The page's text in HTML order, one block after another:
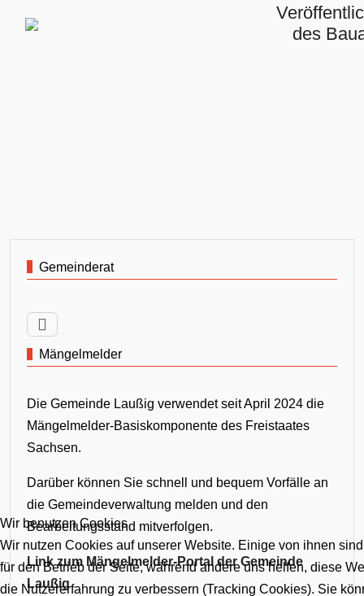
des
Gemeinderat
Mängelmelder
Die Gemeinde Laußig verwendet seit April 2024 die
Mängelmelder-Basiskomponente des Freistaates
Sachsen.
Darüber können Sie schnell und bequem Vorfälle an
die Gemeindeverwaltung melden und den
Bearbeitungsstand mitverfolgen.
Link zum Mängelmelder-Portal der Gemeinde
Laußig
Wir benutzen Cookies
Wir nutzen Cookies auf unserer Website. Einige von ihnen
für den Betrieb der Seite, während andere uns helfen, diese
die Nutzererfahrung zu verbessern (Tracking Cookies). Sie